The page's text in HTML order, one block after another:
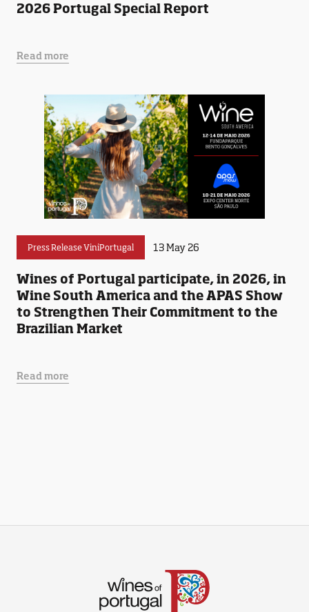
2026 Portugal Special Report
Read more
Press Release ViniPortugal 13 May 26
Wines of Portugal participate, in 2026, in
Wine South America and the APAS Show
to Strengthen Their Commitment to the
Brazilian Market
Read more